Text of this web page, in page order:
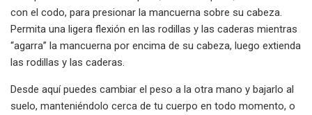
con el codo, para presionar la mancuerna sobre su cabeza.
Permita una ligera flexión en las rodillas y las caderas mientras
“agarra” la mancuerna por encima de su cabeza, luego extienda
las rodillas y las caderas.
Desde aquí puedes cambiar el peso a la otra mano y bajarlo al
suelo, manteniéndolo cerca de tu cuerpo en todo momento, o